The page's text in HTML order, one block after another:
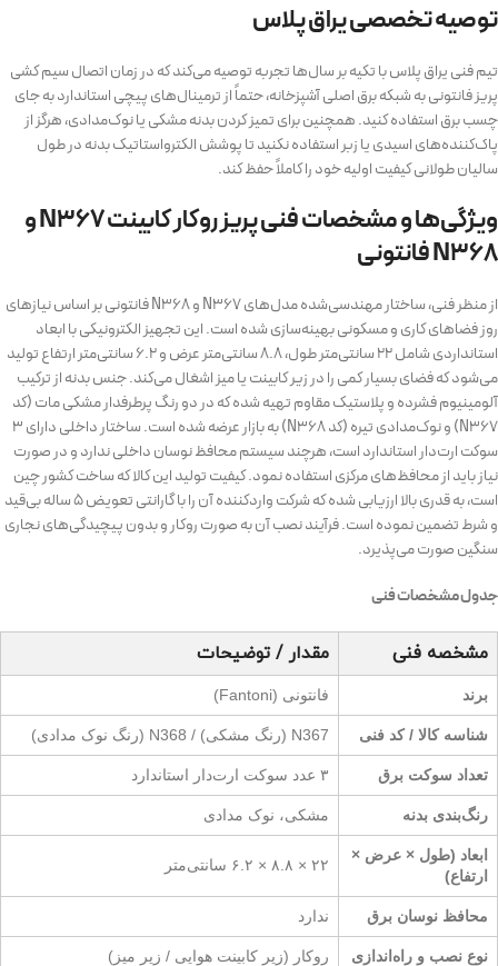
توصیه تخصصی یراق پلاس
تیم فنی یراق پلاس با تکیه بر سال‌ها تجربه توصیه می‌کند که در زمان اتصال سیم کشی
پریز فانتونی به شبکه برق اصلی آشپزخانه، حتماً از ترمینال‌های پیچی استاندارد به جای
چسب برق استفاده کنید. همچنین برای تمیز کردن بدنه مشکی یا نوک‌مدادی، هرگز از
پاک‌کننده‌های اسیدی یا زبر استفاده نکنید تا پوشش الکترواستاتیک بدنه در طول
سالیان طولانی کیفیت اولیه خود را کاملاً حفظ کند.
ویژگی‌ها و مشخصات فنی پریز روکار کابینت N367 و
N368 فانتونی
از منظر فنی، ساختار مهندسی‌شده مدل‌های N367 و N368 فانتونی بر اساس نیازهای
روز فضاهای کاری و مسکونی بهینه‌سازی شده است. این تجهیز الکترونیکی با ابعاد
استانداردی شامل ۲۲ سانتی‌متر طول، ۸.۸ سانتی‌متر عرض و ۶.۲ سانتی‌متر ارتفاع تولید
می‌شود که فضای بسیار کمی را در زیر کابینت یا میز اشغال می‌کند. جنس بدنه از ترکیب
آلومینیوم فشرده و پلاستیک مقاوم تهیه شده که در دو رنگ پرطرفدار مشکی مات (کد
N367) و نوک‌مدادی تیره (کد N368) به بازار عرضه شده است. ساختار داخلی دارای ۳
سوکت ارت‌دار استاندارد است، هرچند سیستم محافظ نوسان داخلی ندارد و در صورت
نیاز باید از محافظ‌های مرکزی استفاده نمود. کیفیت تولید این کالا که ساخت کشور چین
است، به قدری بالا ارزیابی شده که شرکت واردکننده آن را با گارانتی تعویض ۵ ساله بی‌قید
و شرط تضمین نموده است. فرآیند نصب آن به صورت روکار و بدون پیچیدگی‌های نجاری
سنگین صورت می‌پذیرد.
جدول مشخصات فنی
مشخصه فنی مقدار / توضیحات
برند فانتونی (Fantoni)
شناسه کالا / کد فنی N367 (رنگ مشکی) / N368 (رنگ نوک مدادی)
تعداد سوکت برق ۳ عدد سوکت ارت‌دار استاندارد
رنگ‌بندی بدنه مشکی، نوک مدادی
ابعاد (طول × عرض ×
ارتفاع)
۲۲ × ۸.۸ × ۶.۲ سانتی‌متر
محافظ نوسان برق ندارد
نوع نصب و راه‌اندازی روکار (زیر کابینت هوایی / زیر میز)